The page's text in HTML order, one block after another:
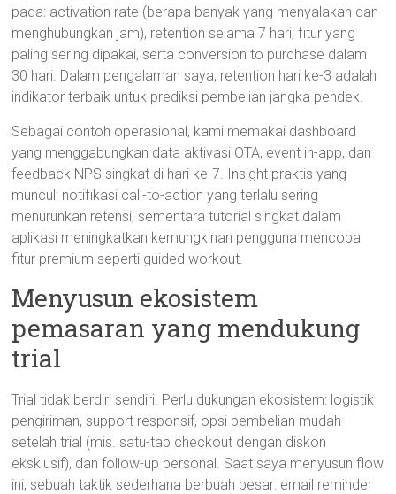
pada: activation rate (berapa banyak yang menyalakan dan
menghubungkan jam), retention selama 7 hari, fitur yang
paling sering dipakai, serta conversion to purchase dalam
30 hari. Dalam pengalaman saya, retention hari ke-3 adalah
indikator terbaik untuk prediksi pembelian jangka pendek.
Sebagai contoh operasional, kami memakai dashboard
yang menggabungkan data aktivasi OTA, event in-app, dan
feedback NPS singkat di hari ke-7. Insight praktis yang
muncul: notifikasi call-to-action yang terlalu sering
menurunkan retensi; sementara tutorial singkat dalam
aplikasi meningkatkan kemungkinan pengguna mencoba
fitur premium seperti guided workout.
Menyusun ekosistem
pemasaran yang mendukung
trial
Trial tidak berdiri sendiri. Perlu dukungan ekosistem: logistik
pengiriman, support responsif, opsi pembelian mudah
setelah trial (mis. satu-tap checkout dengan diskon
eksklusif), dan follow-up personal. Saat saya menyusun flow
ini, sebuah taktik sederhana berbuah besar: email reminder